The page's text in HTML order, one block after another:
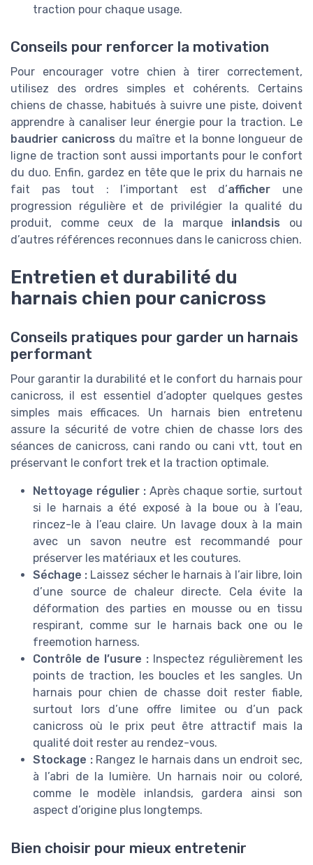
traction pour chaque usage.
Conseils pour renforcer la motivation
Pour encourager votre chien à tirer correctement,
utilisez des ordres simples et cohérents. Certains
chiens de chasse, habitués à suivre une piste, doivent
apprendre à canaliser leur énergie pour la traction. Le
baudrier canicross du maître et la bonne longueur de
ligne de traction sont aussi importants pour le confort
du duo. Enfin, gardez en tête que le prix du harnais ne
fait pas tout : l’important est d’afficher une
progression régulière et de privilégier la qualité du
produit, comme ceux de la marque inlandsis ou
d’autres références reconnues dans le canicross chien.
Entretien et durabilité du
harnais chien pour canicross
Conseils pratiques pour garder un harnais
performant
Pour garantir la durabilité et le confort du harnais pour
canicross, il est essentiel d’adopter quelques gestes
simples mais efficaces. Un harnais bien entretenu
assure la sécurité de votre chien de chasse lors des
séances de canicross, cani rando ou cani vtt, tout en
préservant le confort trek et la traction optimale.
Nettoyage régulier : Après chaque sortie, surtout
si le harnais a été exposé à la boue ou à l’eau,
rincez-le à l’eau claire. Un lavage doux à la main
avec un savon neutre est recommandé pour
préserver les matériaux et les coutures.
Séchage : Laissez sécher le harnais à l’air libre, loin
d’une source de chaleur directe. Cela évite la
déformation des parties en mousse ou en tissu
respirant, comme sur le harnais back one ou le
freemotion harness.
Contrôle de l’usure : Inspectez régulièrement les
points de traction, les boucles et les sangles. Un
harnais pour chien de chasse doit rester fiable,
surtout lors d’une offre limitee ou d’un pack
canicross où le prix peut être attractif mais la
qualité doit rester au rendez-vous.
Stockage :Rangez le harnais dans un endroit sec,
à l’abri de la lumière. Un harnais noir ou coloré,
comme le modèle inlandsis, gardera ainsi son
aspect d’origine plus longtemps.
Bien choisir pour mieux entretenir